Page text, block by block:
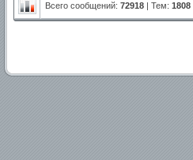
Всего сообщений: 72918 | Тем: 1808